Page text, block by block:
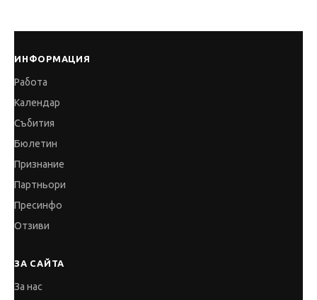
ИНФОРМАЦИЯ
Работа
Календар
Събития
Бюлетин
Признание
Партньори
Пресинфо
Отзиви
ЗА САЙТА
За нас